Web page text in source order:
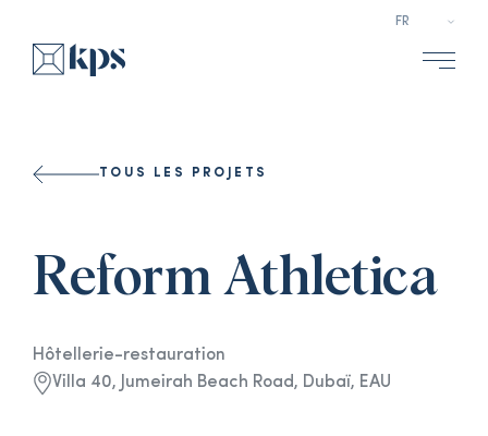
Select a
TOUS LES PROJETS
Reform Athletica
Hôtellerie-restauration
Villa 40, Jumeirah Beach Road, Dubaï, EAU